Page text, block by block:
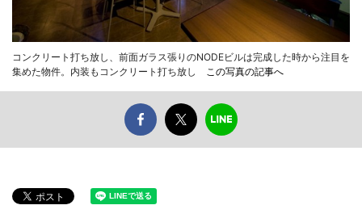
コンクリート打ち放し、前面ガラス張りのNODEビルは完成した時から注目を
集めた物件。内装もコンクリート打ち放し
この写真の記事へ